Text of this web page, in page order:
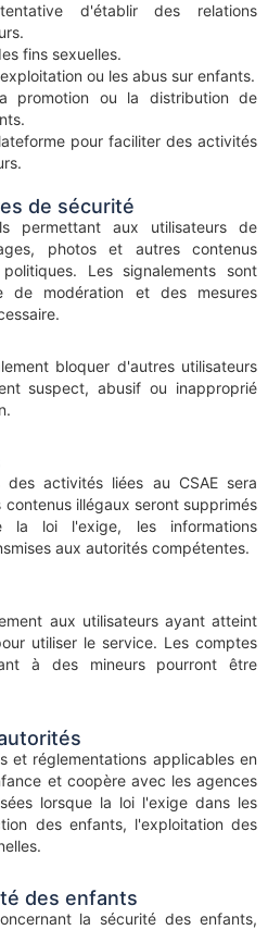
d'établir des relations
fins sexuelles.
ou les abus sur enfants.
promotion ou la distribution de
pour faciliter des activités
de sécurité
permettant aux utilisateurs de
photos et autres contenus
Les signalements sont
de modération et des mesures
bloquer d'autres utilisateurs
suspect, abusif ou inapproprié
activités liées au CSAE sera
illégaux seront supprimés
la loi l'exige, les informations
aux autorités compétentes.
aux utilisateurs ayant atteint
utiliser le service. Les comptes
à des mineurs pourront être
et réglementations applicables en
et coopère avec les agences
lorsque la loi l'exige dans les
des enfants, l'exploitation des
des enfants
la sécurité des enfants,